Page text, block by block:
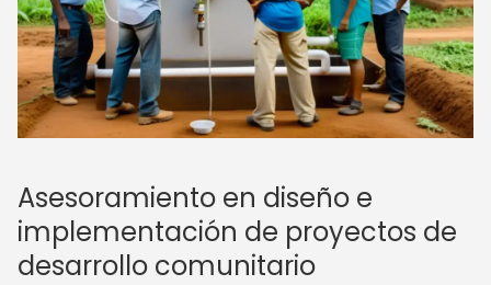
Asesoramiento en diseño e
implementación de proyectos de
desarrollo comunitario